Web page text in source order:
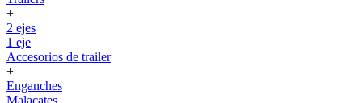
+
2 ejes
1 eje
Accesorios de trailer
+
Enganches
Malacates